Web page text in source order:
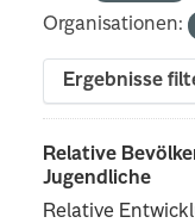
Organisationen:
Ergebnisse
Relative
Jugendliche
Relative